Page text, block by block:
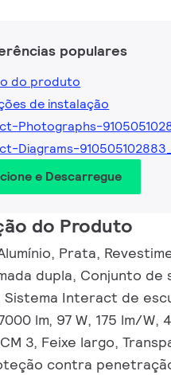
populares
do produto
de instalação
Photographs-
Diagrams-
e Descarregue
do Produto
Prata,
dupla, Conjunto de
Sistema Interact de
lm, 97 W, 175 lm/W,
3, Feixe largo,
contra